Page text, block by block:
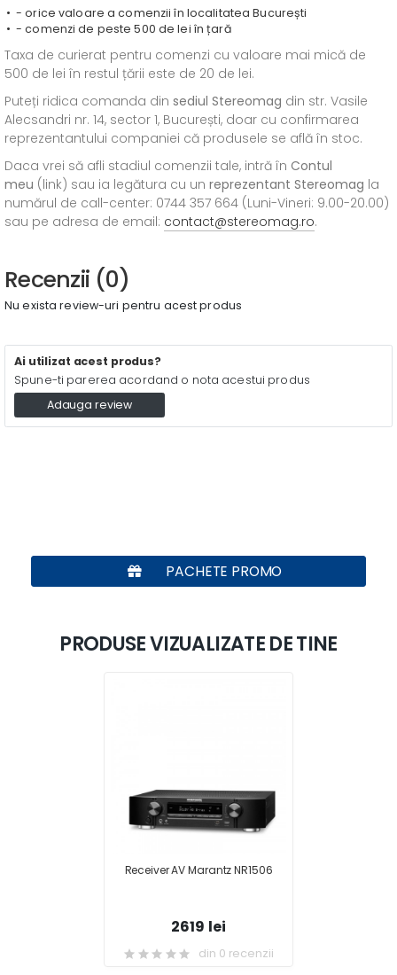
- orice valoare a comenzii în localitatea București
- comenzi de peste 500 de lei în țară
Taxa de curierat pentru comenzi cu valoare mai mică de
500 de lei în restul țării este de 20 de lei.
Puteți ridica comanda din sediul Stereomag din str. Vasile
Alecsandri nr. 14, sector 1, București, doar cu confirmarea
reprezentantului companiei că produsele se află în stoc.
Daca vrei să afli stadiul comenzii tale, intră în Contul
meu (link) sau ia legătura cu un reprezentant Stereomag la
numărul de call-center: 0744 357 664 (Luni-Vineri: 9.00-20.00)
sau pe adresa de email: contact@stereomag.ro.
Recenzii (0)
Nu exista review-uri pentru acest produs
Ai utilizat acest produs?
Spune-ti parerea acordand o nota acestui produs
Adauga review
PACHETE PROMO
PRODUSE VIZUALIZATE DE TINE
Receiver AV Marantz NR1506
2619 lei
din 0 recenzii